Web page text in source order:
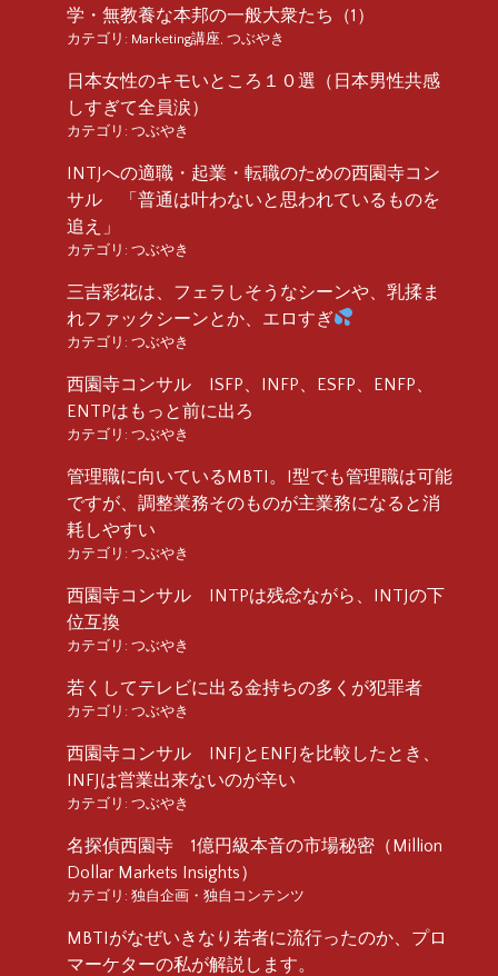
学・無教養な本邦の一般大衆たち（1）
カテゴリ: Marketing講座 つぶやき
日本女性のキモいところ１０選（日本男性共感
しすぎて全員涙）
カテゴリ: つぶやき
INTJへの適職・起業・転職のための西園寺コン
サル 「普通は叶わないと思われているものを
追え」
カテゴリ: つぶやき
三吉彩花は、フェラしそうなシーンや、乳揉ま
れファックシーンとか、エロすぎ
カテゴリ: つぶやき
西園寺コンサル ISFP、INFP、ESFP、ENFP、
ENTPはもっと前に出ろ
カテゴリ: つぶやき
管理職に向いているMBTI。I型でも管理職は可能
ですが、調整業務そのものが主業務になると消
耗しやすい
カテゴリ: つぶやき
西園寺コンサル INTPは残念ながら、INTJの下
位互換
カテゴリ: つぶやき
若くしてテレビに出る金持ちの多くが犯罪者
カテゴリ: つぶやき
西園寺コンサル INFJとENFJを比較したとき、
INFJは営業出来ないのが辛い
カテゴリ: つぶやき
名探偵西園寺 1億円級本音の市場秘密（Million
Dollar Markets Insights）
カテゴリ: 独自企画・独自コンテンツ
MBTIがなぜいきなり若者に流行ったのか、プロ
マーケターの私が解説します。